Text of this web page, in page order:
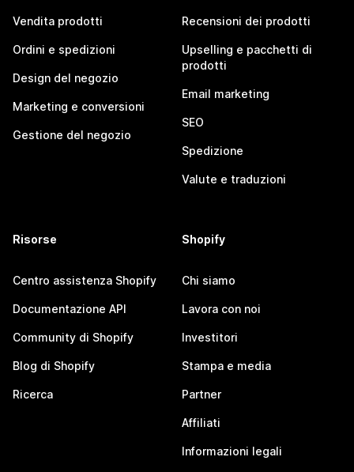
Vendita prodotti
Ordini e spedizioni
Design del negozio
Marketing e conversioni
Gestione del negozio
Recensioni dei prodotti
Upselling e pacchetti di
prodotti
Email marketing
SEO
Spedizione
Valute e traduzioni
Risorse
Centro assistenza Shopify
Documentazione API
Community di Shopify
Blog di Shopify
Ricerca
Shopify
Chi siamo
Lavora con noi
Investitori
Stampa e media
Partner
Affiliati
Informazioni legali